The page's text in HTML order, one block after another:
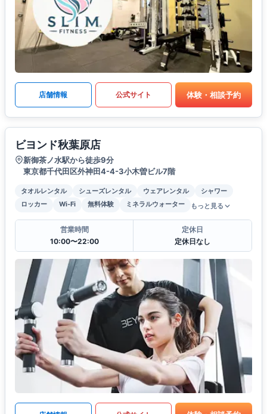
店舗情報 公式サイト 体験・相談予約
ビヨンド秋葉原店
新御茶ノ水駅から徒歩9分
東京都千代田区外神田4-4-3小木曽ビル7階
タオルレンタル シューズレンタル ウェアレンタル
シャワー
ロッカー
Wi-Fi 無料体験 ミネラルウォーター もっと見る
営業時間
10:00〜22:00
定休日
定休日なし